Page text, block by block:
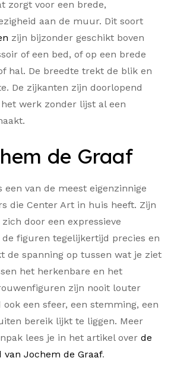
zorgt voor een brede,
aan de muur. Dit soort
zijn bijzonder geschikt boven
of een bed, of op een brede
hal. De breedte trekt de blik en
De zijkanten zijn doorlopend
werk zonder lijst al een
de Graaf
een van de meest eigenzinnige
die Center Art in huis heeft. Zijn
door een expressieve
de figuren tegelijkertijd precies en
de spanning op tussen wat je ziet
het herkenbare en het
zijn nooit louter
een sfeer, een stemming, een
bereik lijkt te liggen. Meer
lees je in het artikel over de
van Jochem de Graaf.